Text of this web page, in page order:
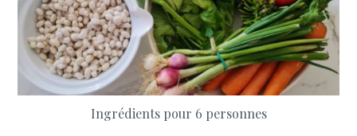
Ingrédients pour 6 personnes